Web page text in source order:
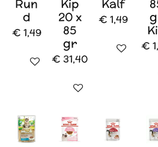
Run
d
€ 1,49
In winkelwagen
Kip
20 x
85
gr
€ 31,40
In winkelwagen
Kalf
€ 1,49
In €